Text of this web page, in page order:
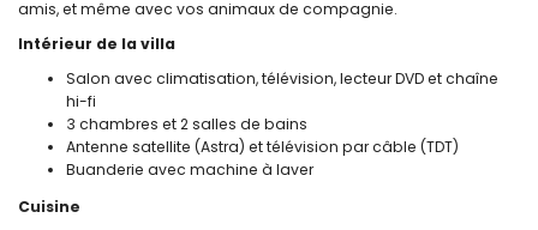
amis, et même avec vos animaux de compagnie.
Intérieur de la villa
Salon avec climatisation, télévision, lecteur DVD et chaîne
hi-fi
3 chambres et 2 salles de bains
Antenne satellite (Astra) et télévision par câble (TDT)
Buanderie avec machine à laver
Cuisine